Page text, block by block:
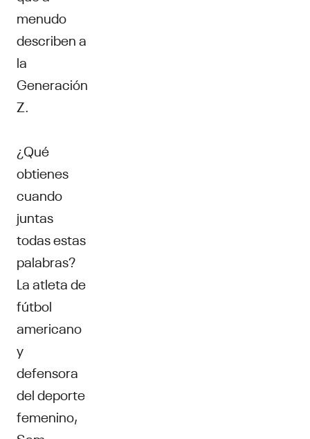
menudo
describen a
la
Generación
Z.
¿Qué
obtienes
cuando
juntas
todas estas
palabras?
La atleta de
fútbol
americano
y
defensora
del deporte
femenino,